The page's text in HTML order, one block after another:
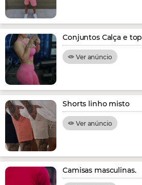
Conjuntos Calça e top
Ver anúncio
Shorts linho misto
Ver anúncio
Camisas masculinas.